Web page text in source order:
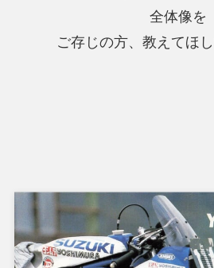
全体像を
ご存じの方、教えてほし